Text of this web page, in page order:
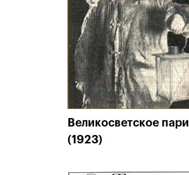
Великосветское пари
(1923)